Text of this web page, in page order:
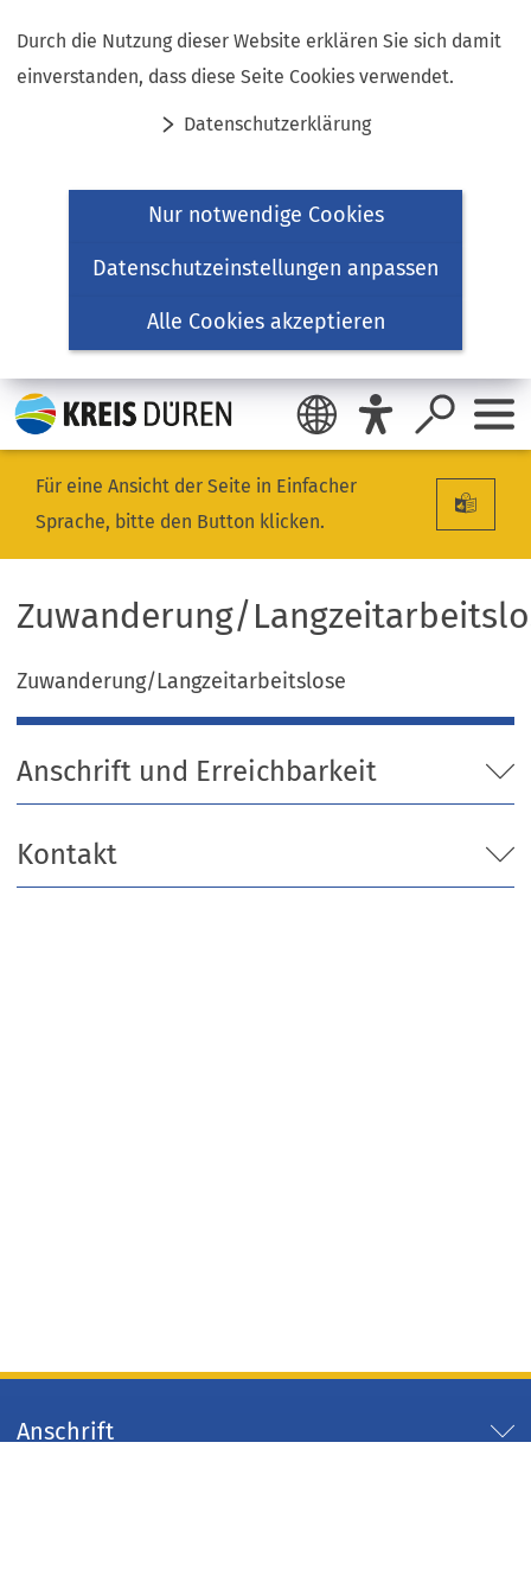
Durch die Nutzung dieser Website erklären Sie sich damit
einverstanden, dass diese Seite Cookies verwendet.
Datenschutzerklärung
Nur notwendige Cookies
Datenschutzeinstellungen anpassen
Alle Cookies akzeptieren
Inhalt anspringen
Für eine Ansicht der Seite in Einfacher
Sprache, bitte den Button klicken.
Zuwanderung/
Zuwanderung/Langzeitarbeitslose
Anschrift und Erreichbarkeit
Kontakt
Anschrift